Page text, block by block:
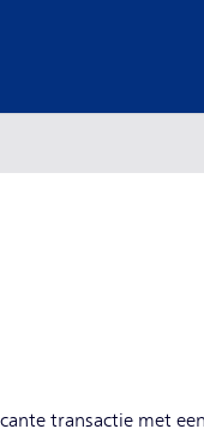
transactie met